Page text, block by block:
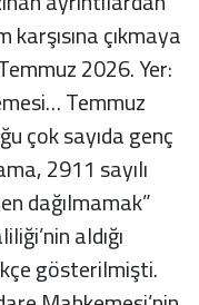
çıkmaya
2026. Yer:
Temmuz
çok sayıda genç
2911 sayılı
dağılmamak”
aldığı
gösterilmişti.